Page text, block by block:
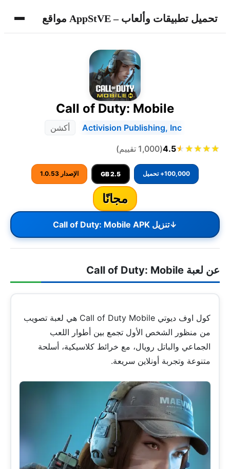
تحميل تطبيقات وألعاب – AppStVE مواقع
Call of Duty: Mobile
Activision Publishing, Inc أكشن
★
★
★
★
★
4.5(1,000 تقييم)
100,000+ تحميل 2.5 GB الإصدار 1.0.53
مجانًا
↓تنزيل Call of Duty: Mobile APK
عن لعبة Call of Duty: Mobile
كول اوف ديوتي Call of Duty Mobile هي لعبة تصويب
من منظور الشخص الأول تجمع بين أطوار اللعب
الجماعي والباتل رويال، مع خرائط كلاسيكية، أسلحة
متنوعة وتجربة أونلاين سريعة.